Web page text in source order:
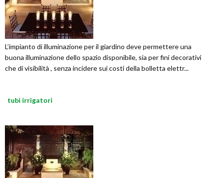
L’impianto di illuminazione per il giardino deve permettere una
buona illuminazione dello spazio disponibile, sia per fini decorativi
che di visibilità , senza incidere sui costi della bolletta elettr...
tubi irrigatori